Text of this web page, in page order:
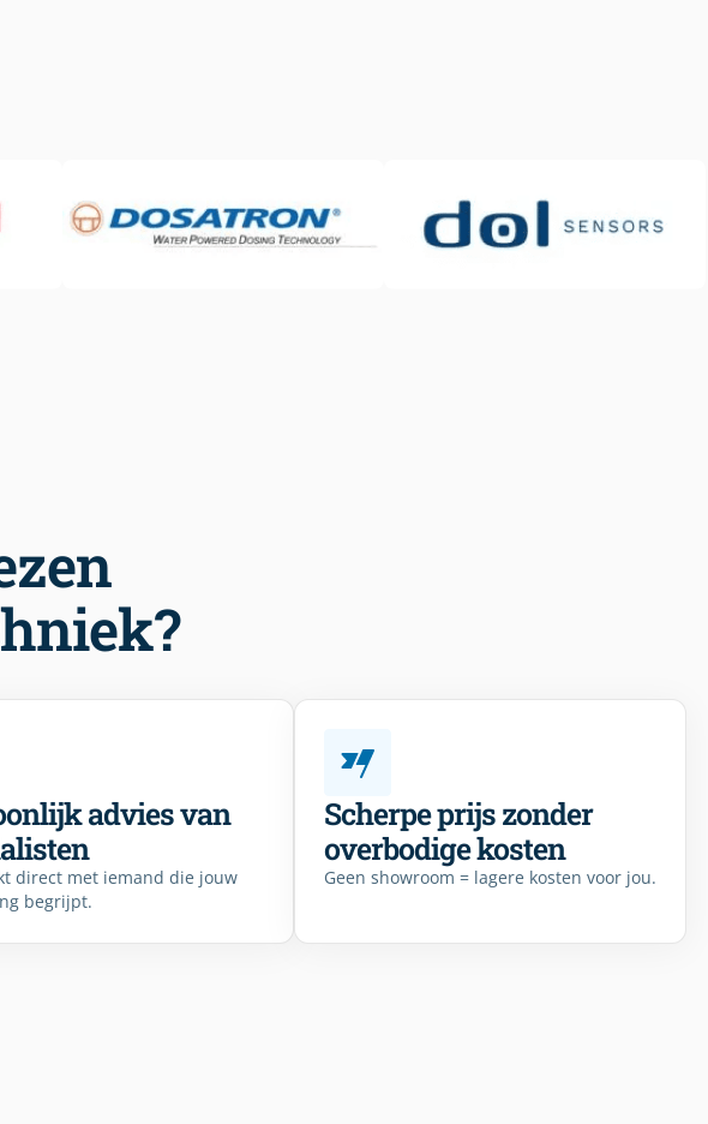
advies van
direct met iemand die jouw
begrijpt.
Scherpe prijs zonder
overbodige kosten
Geen showroom = lagere kosten voor jou.